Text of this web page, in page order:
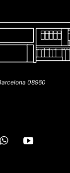
08960